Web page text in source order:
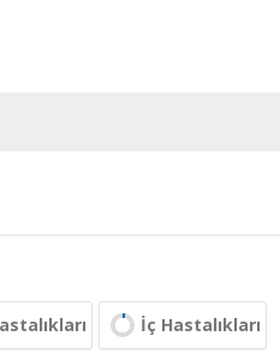
İç Hastalıkları